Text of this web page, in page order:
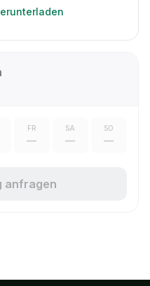
FR
—
SA
—
SO
—
anfragen